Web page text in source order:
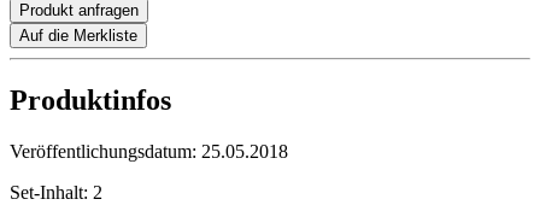
Produkt anfragen
Auf die Merkliste
Produktinfos
Veröffentlichungsdatum: 25.05.2018
Set-Inhalt: 2